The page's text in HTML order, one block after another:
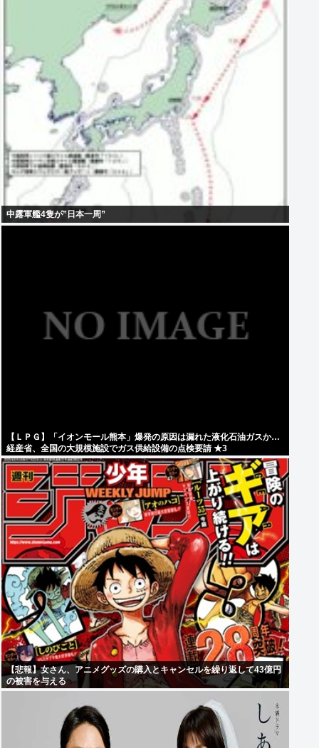
中露軍艦4隻が”日本一周”
【ＬＰＧ】「イオンモール熊本」爆発の原因は漏れた液化石油ガスか…
経産省、全国の大規模施設でガス供給設備の点検要請 ★3
【悲報】女さん、アニメグッズの購入とキャンセルを繰り返して43億円
の被害を与える